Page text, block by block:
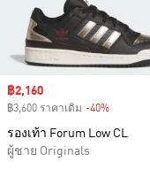
Sale price
฿2,160
฿3,600 ราคาเดิม -40%
รองเท้า Forum Low CL
ผู้ชาย Originals